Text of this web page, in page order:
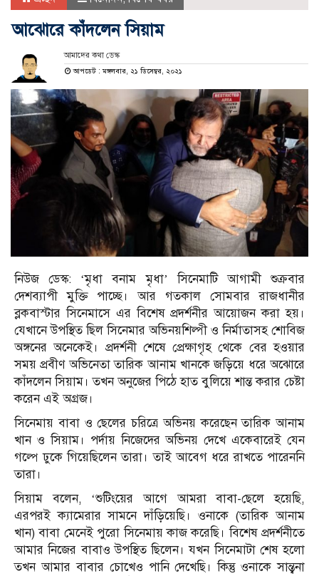
আঝোরে কাঁদলেন সিয়াম
আমাদের কথা ডেস্ক
আপডেট : মঙ্গলবার, ২১ ডিসেম্বর, ২০২১
নিউজ ডেস্ক: ‘মৃধা বনাম মৃধা’ সিনেমাটি আগামী শুক্রবার
দেশব্যাপী মুক্তি পাচ্ছে। আর গতকাল সোমবার রাজধানীর
ব্লকবাস্টার সিনেমাসে এর বিশেষ প্রদর্শনীর আয়োজন করা হয়।
যেখানে উপস্থিত ছিল সিনেমার অভিনয়শিল্পী ও নির্মাতাসহ শোবিজ
অঙ্গনের অনেকেই। প্রদর্শনী শেষে প্রেক্ষাগৃহ থেকে বের হওয়ার
সময় প্রবীণ অভিনেতা তারিক আনাম খানকে জড়িয়ে ধরে অঝোরে
কাঁদলেন সিয়াম। তখন অনুজের পিঠে হাত বুলিয়ে শান্ত করার চেষ্টা
করেন এই অগ্রজ।
সিনেমায় বাবা ও ছেলের চরিত্রে অভিনয় করেছেন তারিক আনাম
খান ও সিয়াম। পর্দায় নিজেদের অভিনয় দেখে একেবারেই যেন
গল্পে ঢুকে গিয়েছিলেন তারা। তাই আবেগ ধরে রাখতে পারেননি
তারা।
সিয়াম বলেন, ‘শুটিংয়ের আগে আমরা বাবা-ছেলে হয়েছি,
এরপরই ক্যামেরার সামনে দাঁড়িয়েছি। ওনাকে (তারিক আনাম
খান) বাবা মেনেই পুরো সিনেমায় কাজ করেছি। বিশেষ প্রদর্শনীতে
আমার নিজের বাবাও উপস্থিত ছিলেন। যখন সিনেমাটা শেষ হলো
তখন আমার বাবার চোখেও পানি দেখেছি। কিন্তু ওনাকে সান্ত্বনা